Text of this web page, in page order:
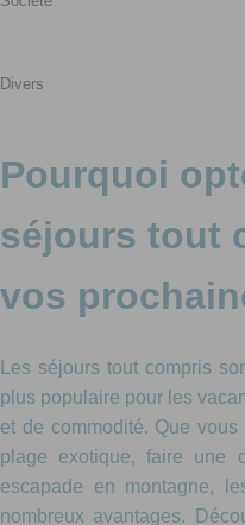
Divers
Pourquoi
séjours tout
vos
Les séjours tout compris
plus populaire pour les
et de commodité. Que
plage exotique, faire une
escapade en montagne,
nombreux avantages.